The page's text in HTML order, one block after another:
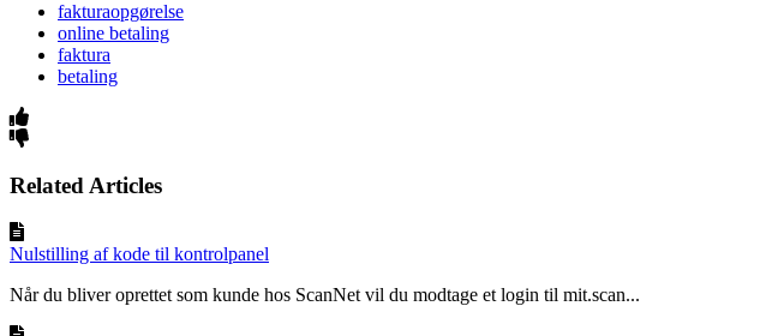
fakturaopgørelse
online betaling
faktura
betaling
Related Articles
Nulstilling af kode til kontrolpanel
Når du bliver oprettet som kunde hos ScanNet vil du modtage et login til mit.scan...